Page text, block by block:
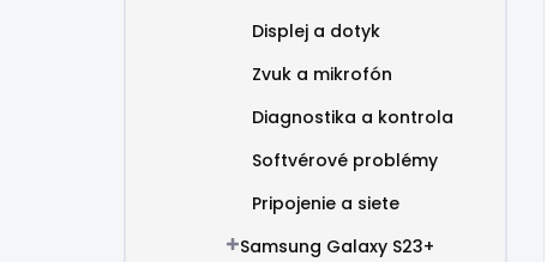
Displej a dotyk
Zvuk a mikrofón
Diagnostika a kontrola
Softvérové problémy
Pripojenie a siete
Samsung Galaxy S23+